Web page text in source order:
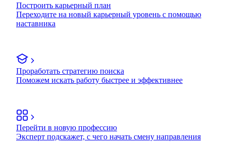
Построить карьерный план
Переходите на новый карьерный уровень с помощью
наставника
Проработать стратегию поиска
Поможем искать работу быстрее и эффективнее
Перейти в новую профессию
Эксперт подскажет, с чего начать смену направления